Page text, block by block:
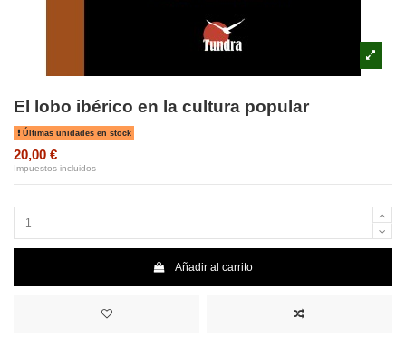
El lobo ibérico en la cultura popular
Últimas unidades en stock
20,00 €
Impuestos incluidos
Añadir al carrito